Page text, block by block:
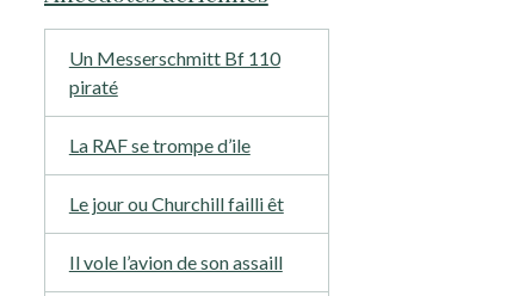
Un Messerschmitt Bf 110
piraté
La RAF se trompe d’ile
Le jour ou Churchill failli êt
Il vole l’avion de son assaill